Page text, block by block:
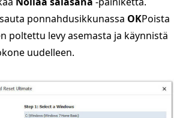
ponnahdusikkunassa OKPoista
poltettu levy asemasta ja käynnistä
uudelleen.